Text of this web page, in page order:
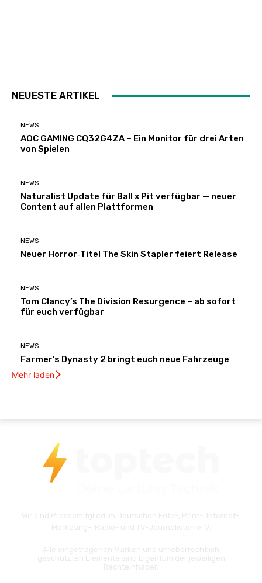
NEUESTE ARTIKEL
NEWS
AOC GAMING CQ32G4ZA – Ein Monitor für drei Arten
von Spielen
NEWS
Naturalist Update für Ball x Pit verfügbar — neuer
Content auf allen Plattformen
NEWS
Neuer Horror‑Titel The Skin Stapler feiert Release
NEWS
Tom Clancy’s The Division Resurgence – ab sofort
für euch verfügbar
NEWS
Farmer’s Dynasty 2 bringt euch neue Fahrzeuge
Mehr laden